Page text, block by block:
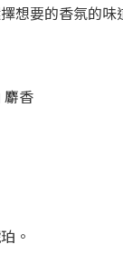
想要的香氛的味
麝香
。